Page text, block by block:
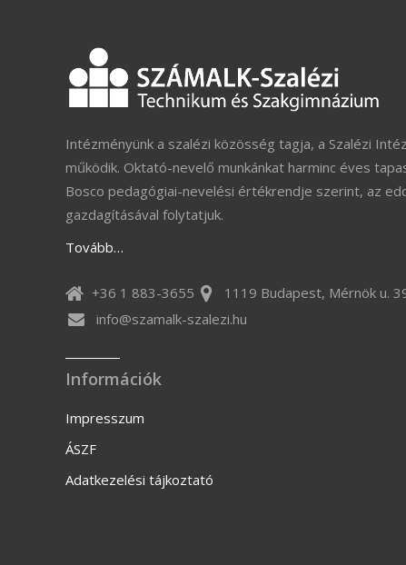
Intézményünk a szalézi közösség tagja, a Szalézi
működik. Oktató-nevelő munkánkat harminc éves
Bosco pedagógiai-nevelési értékrendje szerint, az
gazdagításával folytatjuk.
Tovább…
+36 1 883-3655
1119 Budapest, Mérnök u.
info@szamalk-szalezi.hu
Információk
Impresszum
ÁSZF
Adatkezelési tájkoztató